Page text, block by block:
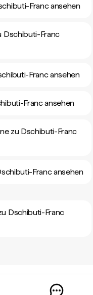
Franc ansehen
Dschibuti-Franc
Franc ansehen
Franc ansehen
zu Dschibuti-Franc
Franc ansehen
Dschibuti-Franc